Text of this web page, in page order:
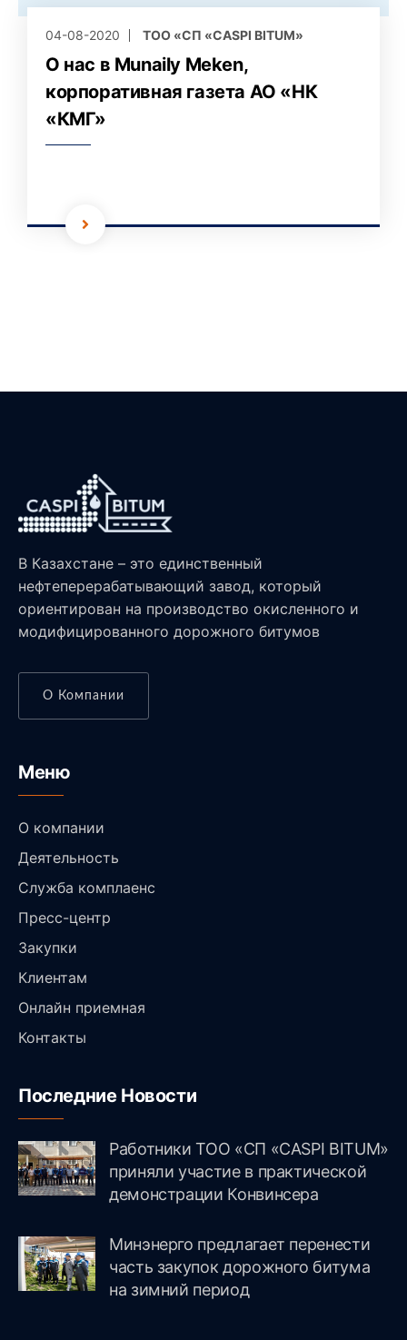
04-08-2020 ТОО «СП «CASPI BITUM»
О нас в Munaily Meken,
корпоративная газета АО «НК
«КМГ»
В Казахстане – это единственный
нефтеперерабатывающий завод, который
ориентирован на производство окисленного и
модифицированного дорожного битумов
О Компании
Меню
О компании
Деятельность
Служба комплаенс
Пресс-центр
Закупки
Клиентам
Онлайн приемная
Контакты
Последние Новости
Работники ТОО «СП «CASPI BITUM»
приняли участие в практической
демонстрации Конвинсера
Минэнерго предлагает перенести
часть закупок дорожного битума
на зимний период